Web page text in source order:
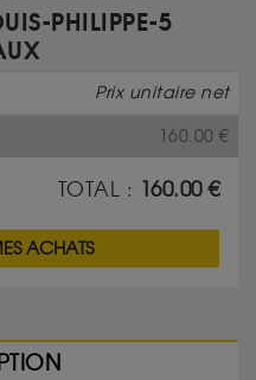
PHILIPPE-5
Prix unitaire net
160.00 €
TOTAL : 160.00€
ACHATS